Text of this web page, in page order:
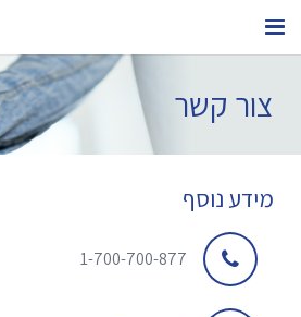
בעל חנות אינטרנטית
איתור החבילה שלי
צור קשר
מידע נוסף
1-700-700-877